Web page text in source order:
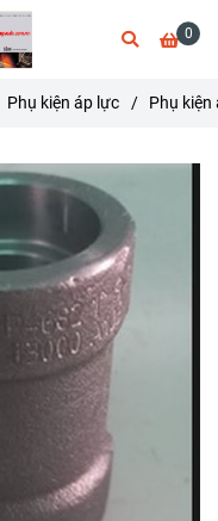
0
Phụ kiện áp lực / Phụ